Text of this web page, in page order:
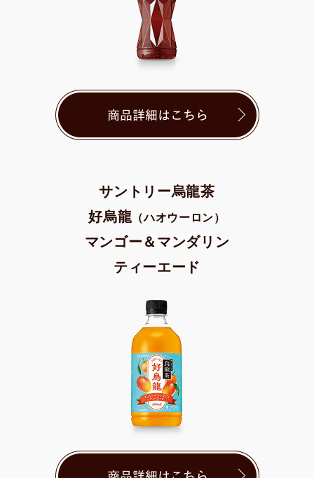
サントリー烏龍茶
好烏龍 （ハオウーロン）
マンゴー＆マンダリン
ティーエード